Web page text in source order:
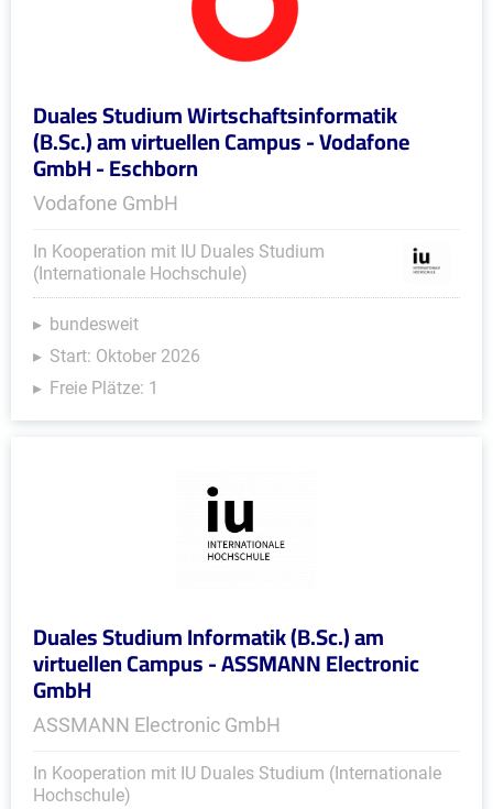
Duales Studium Wirtschaftsinformatik
(B.Sc.) am virtuellen Campus - Vodafone
GmbH - Eschborn
Vodafone GmbH
In Kooperation mit IU Duales Studium
(Internationale Hochschule)
bundesweit
Start: Oktober 2026
Freie Plätze: 1
Duales Studium Informatik (B.Sc.) am
virtuellen Campus - ASSMANN Electronic
GmbH
ASSMANN Electronic GmbH
In Kooperation mit IU Duales Studium (Internationale
Hochschule)